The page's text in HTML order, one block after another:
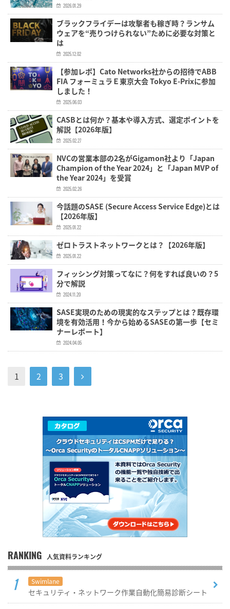
2026.01.29
ブラックフライデーは攻撃者も稼ぎ時？ランサム
ウェアを“売りつけられない”ために必要な対策と
は
2025.12.02
【参加レポ】Cato Networks社からの招待でABB
FIA フォーミュラＥ東京大会 Tokyo E-Prixに参加
しました！
2025.06.03
CASBとは何か？基本や導入方式、選定ポイントを
解説【2026年版】
2025.02.27
NVCの営業本部の2名がGigamon社より「Japan
Champion of the Year 2024」と「Japan MVP of
the Year 2024」を受賞
2025.02.26
今話題のSASE (Secure Access Service Edge)とは
【2026年版】
2025.01.22
ゼロトラストネットワークとは？【2026年版】
2025.01.22
フィッシング対策ってなに？何をすれば良いの？5
分で解説
2024.11.20
SASE実現のための現実的なステップとは？既存環
境を有効活用！今から始めるSASEの第一歩【セミ
ナーレポート】
2024.04.05
1 2 3
RANKING 人気資料ランキング
Swimlane
セキュリティ・ネットワーク作業自動化簡易診断シート